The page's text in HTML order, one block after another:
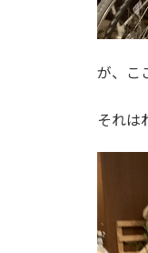
が、こ
それは